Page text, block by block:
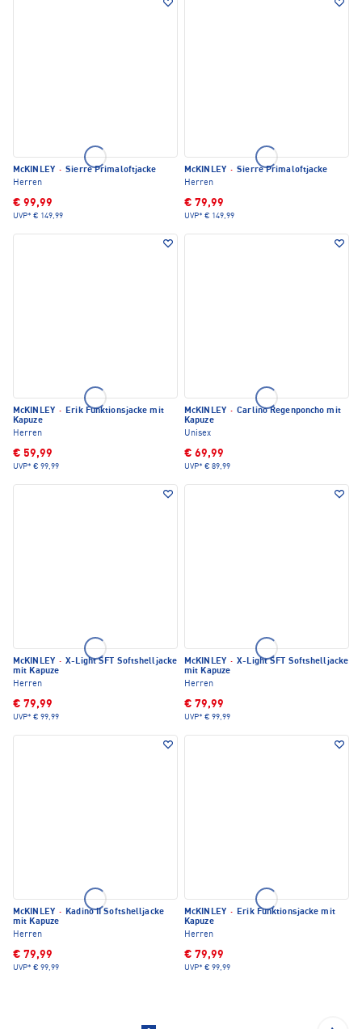
McKINLEY · Sierre Primaloftjacke
Herren
€ 99,99
UVP* € 149,99
McKINLEY · Sierre Primaloftjacke
Herren
€ 79,99
UVP* € 149,99
McKINLEY · Erik Funktionsjacke mit
Kapuze
Herren
€ 59,99
UVP* € 99,99
McKINLEY · Carlino Regenponcho mit
Kapuze
Unisex
€ 69,99
UVP* € 89,99
McKINLEY · X-Light SFT Softshelljacke
mit Kapuze
Herren
€ 79,99
UVP* € 99,99
McKINLEY · X-Light SFT Softshelljacke
mit Kapuze
Herren
€ 79,99
UVP* € 99,99
McKINLEY · Kadino II Softshelljacke
mit Kapuze
Herren
€ 79,99
UVP* € 99,99
McKINLEY · Erik Funktionsjacke mit
Kapuze
Herren
€ 79,99
UVP* € 99,99